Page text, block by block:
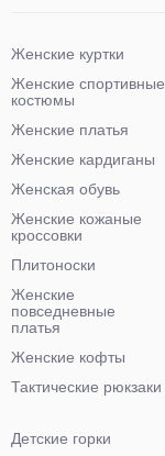
Женские куртки
Женские спортивные
костюмы
Женские платья
Женские кардиганы
Женская обувь
Женские кожаные
кроссовки
Плитоноски
Женские
повседневные
платья
Женские кофты
Тактические рюкзаки
Детские горки